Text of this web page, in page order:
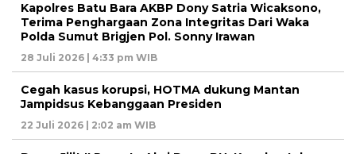
Kapolres Batu Bara AKBP Dony Satria Wicaksono,
Terima Penghargaan Zona Integritas Dari Waka
Polda Sumut Brigjen Pol. Sonny Irawan
28 Juli 2026 | 4:33 pm WIB
Cegah kasus korupsi, HOTMA dukung Mantan
Jampidsus Kebanggaan Presiden
22 Juli 2026 | 2:02 am WIB